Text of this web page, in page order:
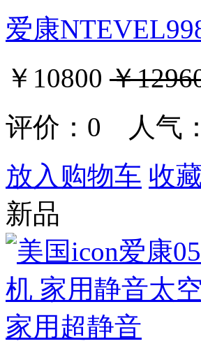
爱康
￥10800 ￥
评价： 0 人气
放入购物车 收
新品